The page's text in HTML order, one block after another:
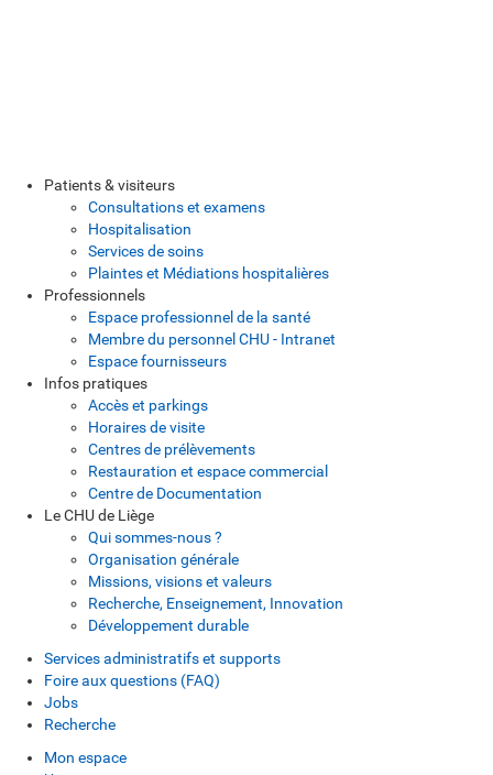
Patients & visiteurs
Consultations et examens
Hospitalisation
Services de soins
Plaintes et Médiations hospitalières
Professionnels
Espace professionnel de la santé
Membre du personnel CHU - Intranet
Espace fournisseurs
Infos pratiques
Accès et parkings
Horaires de visite
Centres de prélèvements
Restauration et espace commercial
Centre de Documentation
Le CHU de Liège
Qui sommes-nous ?
Organisation générale
Missions, visions et valeurs
Recherche, Enseignement, Innovation
Développement durable
Services administratifs et supports
Foire aux questions (FAQ)
Jobs
Recherche
Mon espace